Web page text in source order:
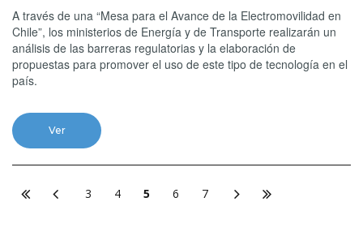
A través de una “Mesa para el Avance de la Electromovilidad en
Chile”, los ministerios de Energía y de Transporte realizarán un
análisis de las barreras regulatorias y la elaboración de
propuestas para promover el uso de este tipo de tecnología en el
país.
Ver
3 4 5 6 7